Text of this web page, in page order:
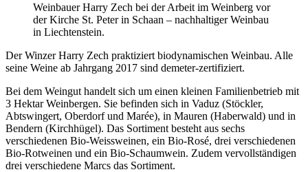
Weinbauer Harry Zech bei der Arbeit im Weinberg vor
der Kirche St. Peter in Schaan – nachhaltiger Weinbau
in Liechtenstein.
Der Winzer Harry Zech praktiziert biodynamischen Weinbau. Alle
seine Weine ab Jahrgang 2017 sind demeter-zertifiziert.
Bei dem Weingut handelt sich um einen kleinen Familienbetrieb mit
3 Hektar Weinbergen. Sie befinden sich in Vaduz (Stöckler,
Abtswingert, Oberdorf und Marée), in Mauren (Haberwald) und in
Bendern (Kirchhügel). Das Sortiment besteht aus sechs
verschiedenen Bio-Weissweinen, ein Bio-Rosé, drei verschiedenen
Bio-Rotweinen und ein Bio-Schaumwein. Zudem vervollständigen
drei verschiedene Marcs das Sortiment.